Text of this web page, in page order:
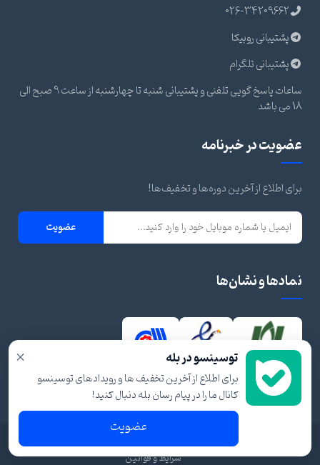
026-34209662
پشتیبانی روبیکا
پشتیبانی تلگرام
ساعات پاسخ گویی تلفنی و پشتیبانی شنبه تا چهارشنبه از ساعت 9 صبح الی
18 می باشد
عضویت در خبرنامه
برای اطلاع از آخرین دوره‌ها و تخفیف‌ها!
عضویت
نمادها و نشان‌ها
شرایط و قوانین
× توسینسو در بله
برای اطلاع از آخرین تخفیف ها و رویدادهای توسینسو
کانال ما را در پیام رسان بله دنبال کنید!
عضویت